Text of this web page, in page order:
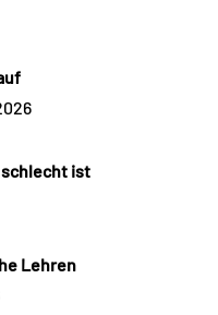
schlecht ist
Lehren